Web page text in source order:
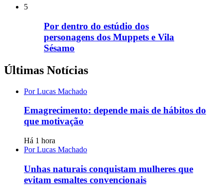
5
Por dentro do estúdio dos
personagens dos Muppets e Vila
Sésamo
Últimas Notícias
Por Lucas Machado
Emagrecimento: depende mais de hábitos do
que motivação
Há 1 hora
Por Lucas Machado
Unhas naturais conquistam mulheres que
evitam esmaltes convencionais